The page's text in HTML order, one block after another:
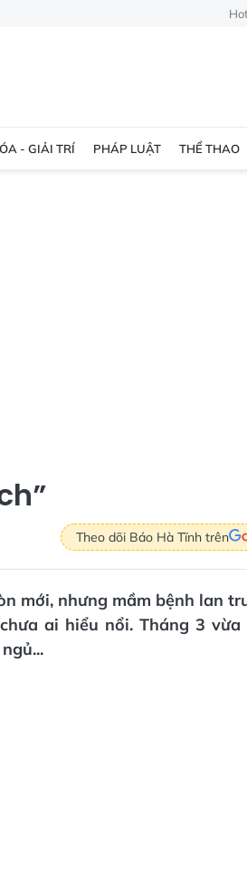
- GIẢI TRÍ PHÁP LUẬT THỂ THAO
Theo dõi Báo Hà Tĩnh trên
mới, nhưng mầm bệnh lan
ai hiểu nổi. Tháng 3 vừa